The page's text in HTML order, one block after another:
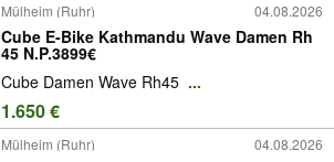
Mülheim (Ruhr) 04.08.2026
Cube E-Bike Kathmandu Wave Damen Rh
45 N.P.3899€
Cube Damen Wave Rh45 ...
1.650 €
Mülheim (Ruhr) 04.08.2026